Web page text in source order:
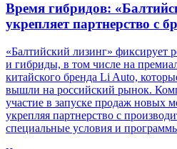
Время гибридов:
укрепляет партнерство с
«Балтийский лизинг» фиксирует
и гибриды, в том числе на
китайского бренда Li Auto,
вышли на российский рынок.
участие в запуске продаж новых
укрепляя партнерство с
специальные условия и